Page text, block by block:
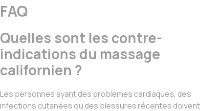
FAQ
Quelles sont les contre-
indications du massage
californien ?
Les personnes ayant des problèmes cardiaques, des
infections cutanées ou des blessures récentes doivent